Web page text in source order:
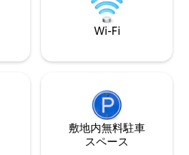
があり、昼食を
自転車2台
Wi-Fi
敷地内無料駐⁠車
ス⁠ペ⁠ー⁠ス